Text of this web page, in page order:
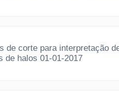
de corte para interpretação
de halos 01-01-2017